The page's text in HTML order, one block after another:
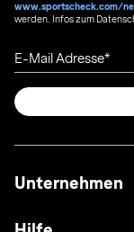
www.sportscheck.com/
werden. Infos zum
E-Mail Adresse
Unternehmen